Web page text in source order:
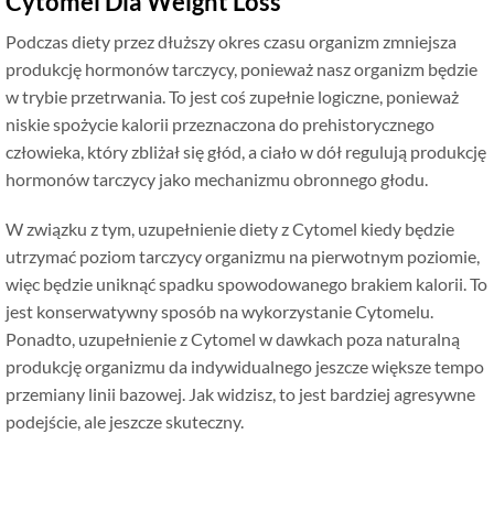
Podczas diety przez dłuższy okres czasu organizm zmniejsza
produkcję hormonów tarczycy, ponieważ nasz organizm będzie
w trybie przetrwania. To jest coś zupełnie logiczne, ponieważ
niskie spożycie kalorii przeznaczona do prehistorycznego
człowieka, który zbliżał się głód, a ciało w dół regulują produkcję
hormonów tarczycy jako mechanizmu obronnego głodu.
W związku z tym, uzupełnienie diety z Cytomel kiedy będzie
utrzymać poziom tarczycy organizmu na pierwotnym poziomie,
więc będzie uniknąć spadku spowodowanego brakiem kalorii. To
jest konserwatywny sposób na wykorzystanie Cytomelu.
Ponadto, uzupełnienie z Cytomel w dawkach poza naturalną
produkcję organizmu da indywidualnego jeszcze większe tempo
przemiany linii bazowej. Jak widzisz, to jest bardziej agresywne
podejście, ale jeszcze skuteczny.